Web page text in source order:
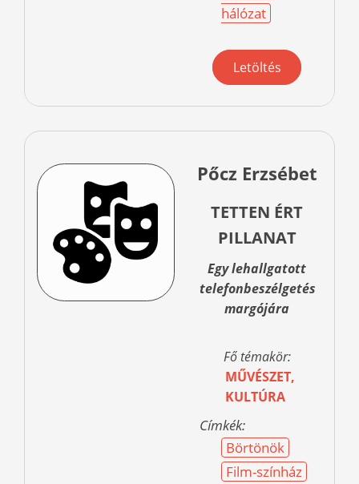
hálózat
Letöltés
Pőcz Erzsébet
TETTEN ÉRT
PILLANAT
Egy lehallgatott
telefonbeszélgetés
margójára
Fő témakör:
MŰVÉSZET,
KULTÚRA
Címkék:
Börtönök
Film-színház